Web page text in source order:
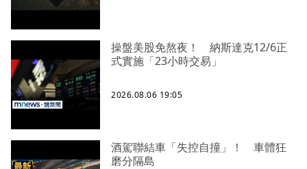
操盤美股免熬夜！ 納斯達克12/6正
式實施「23小時交易」
2026.08.06 19:05
酒駕聯結車「失控自撞」！ 車體狂
磨分隔島